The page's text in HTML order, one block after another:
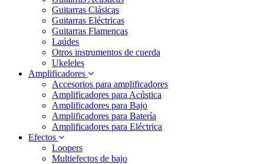
Guitarras Clásicas
Guitarras Eléctricas
Guitarras Flamencas
Laúdes
Otros instrumentos de cuerda
Ukeleles
Amplificadores
Accesorios para amplificadores
Amplificadores para Acústica
Amplificadores para Bajo
Amplificadores para Batería
Amplificadores para Eléctrica
Efectos
Loopers
Multiefectos de bajo